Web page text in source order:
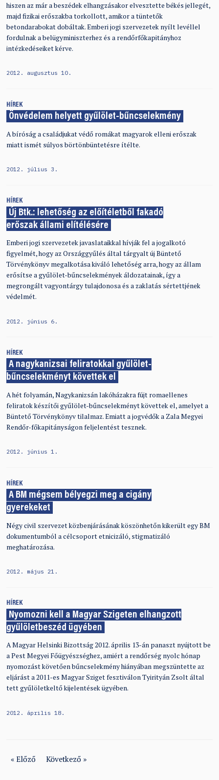
hiszen az már a beszédek elhangzásakor elvesztette békés jellegét,
majd fizikai erőszakba torkollott, amikor a tüntetők
betondarabokat dobáltak. Emberi jogi szervezetek nyílt levéllel
fordulnak a belügyminiszterhez és a rendőrfőkapitányhoz
intézkedéseiket kérve.
2012. augusztus 10.
HÍREK
Önvédelem helyett gyűlölet-bűncselekmény
A bíróság a családjukat védő romákat magyarok elleni erőszak
miatt ismét súlyos börtönbüntetésre ítélte.
2012. július 3.
HÍREK
Új Btk.: lehetőség az előítéletből fakadó
erőszak állami elítélésére
Emberi jogi szervezetek javaslataikkal hívják fel a jogalkotó
figyelmét, hogy az Országgyűlés által tárgyalt új Büntető
Törvénykönyv megalkotása kiváló lehetőség arra, hogy az állam
erősítse a gyűlölet-bűncselekmények áldozatainak, így a
megrongált vagyontárgy tulajdonosa és a zaklatás sértettjének
védelmét.
2012. június 6.
HÍREK
A nagykanizsai feliratokkal gyűlölet-
bűncselekményt követtek el
A hét folyamán, Nagykanizsán lakóházakra fújt romaellenes
feliratok készítői gyűlölet-bűncselekményt követtek el, amelyet a
Büntető Törvénykönyv tilalmaz. Emiatt a jogvédők a Zala Megyei
Rendőr-főkapitányságon feljelentést tesznek.
2012. június 1.
HÍREK
A BM mégsem bélyegzi meg a cigány
gyerekeket
Négy civil szervezet közbenjárásának köszönhetőn kikerült egy BM
dokumentumból a célcsoport etnicizáló, stigmatizáló
meghatározása.
2012. május 21.
HÍREK
Nyomozni kell a Magyar Szigeten elhangzott
gyűlöletbeszéd ügyében
A Magyar Helsinki Bizottság 2012. április 13-án panaszt nyújtott be
a Pest Megyei Főügyészséghez, amiért a rendőrség nyolc hónap
nyomozást követően bűncselekmény hiányában megszüntette az
eljárást a 2011-es Magyar Sziget fesztiválon Tyirityán Zsolt által
tett gyűlöletkeltő kijelentések ügyében.
2012. április 18.
« Előző Következő »